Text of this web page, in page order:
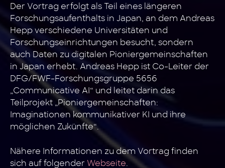
Der Vortrag erfolgt als Teil eines längeren
Forschungsaufenthalts in Japan, an dem Andreas
Hepp verschiedene Universitäten und
Forschungseinrichtungen besucht, sondern
auch Daten zu digitalen Pioniergemeinschaften
in Japan erhebt. Andreas Hepp ist Co-Leiter der
DFG/FWF-Forschungsgruppe 5656
„Communicative AI“ und leitet darin das
Teilprojekt „Pioniergemeinschaften:
Imaginationen kommunikativer KI und ihre
möglichen Zukünfte“.
Nähere Informationen zu dem Vortrag finden
sich auf folgender Webseite